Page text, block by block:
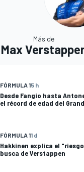
Más de
Max
FÓRMULA 15 h
Desde Fangio hasta
el récord de edad del
FÓRMULA 11 d
Hakkinen explica el
busca de Verstappen